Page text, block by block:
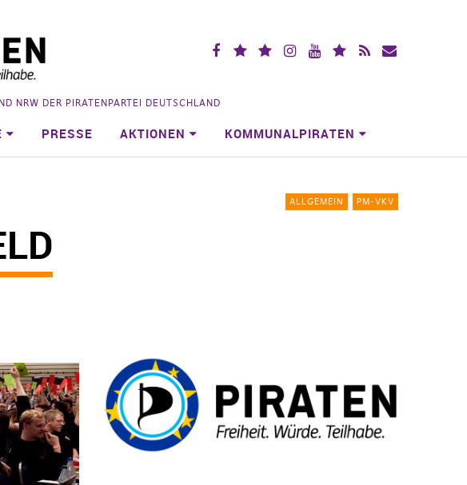
NRW DER PIRATENPARTEI DEUTSCHLAND
PRESSE AKTIONEN KOMMUNALPIRATEN
ALLGEMEIN PM-VKV